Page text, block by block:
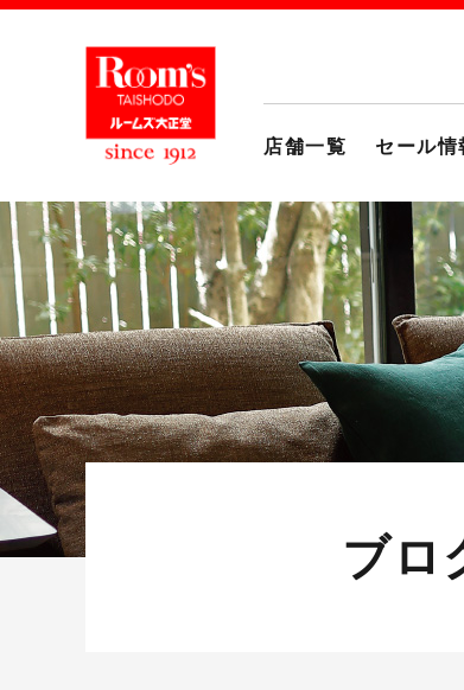
店舗一覧 セール情
ブロ